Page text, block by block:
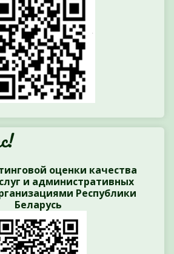
оценки качества
и административных
Республики
Беларусь